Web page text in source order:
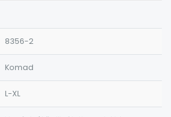
8356-2
Komad
L-XL